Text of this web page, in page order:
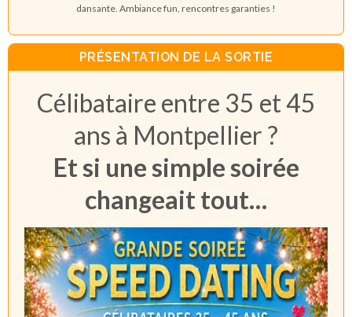
dansante. Ambiance fun, rencontres garanties !
PRÉSENTATION DE LA SORTIE
Célibataire entre 35 et 45
ans à Montpellier ?
Et si une simple soirée
changeait tout…